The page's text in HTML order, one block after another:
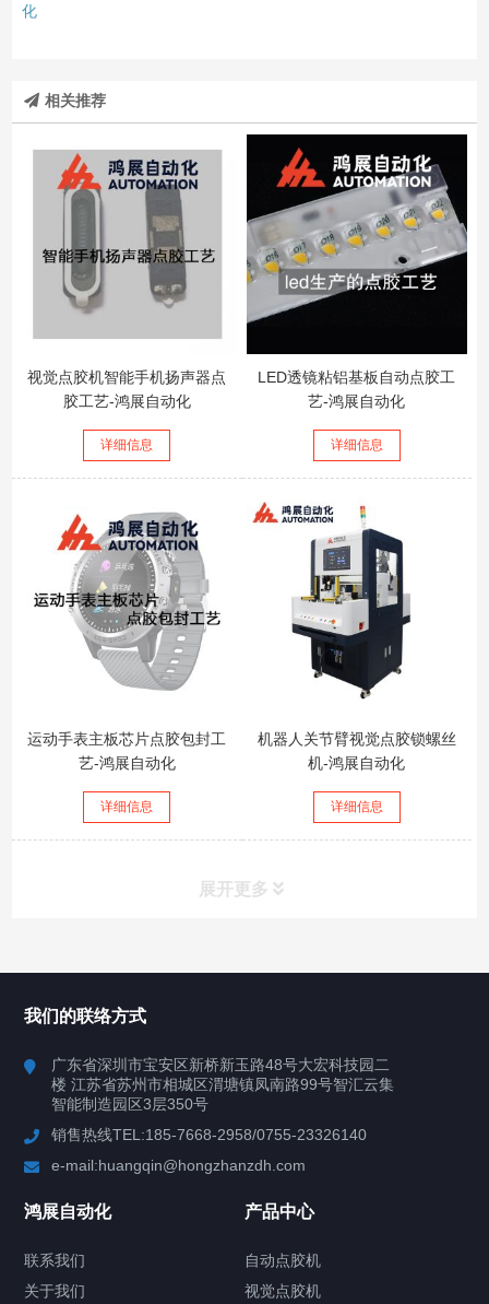
化
相关推荐
视觉点胶机智能手机扬声器点
胶工艺-鸿展自动化
详细信息
LED透镜粘铝基板自动点胶工
艺-鸿展自动化
详细信息
运动手表主板芯片点胶包封工
艺-鸿展自动化
详细信息
机器人关节臂视觉点胶锁螺丝
机-鸿展自动化
详细信息
展开更多
案例视频
联系我们
关于我们
我们的联络方式
广东省深圳市宝安区新桥新玉路48号大宏科技园二
楼 江苏省苏州市相城区渭塘镇凤南路99号智汇云集
智能制造园区3层350号
销售热线TEL:185-7668-2958/0755-23326140
e-mail:huangqin@hongzhanzdh.com
鸿展自动化
联系我们
关于我们
产品中心
自动点胶机
视觉点胶机